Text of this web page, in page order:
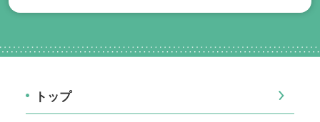
トップ